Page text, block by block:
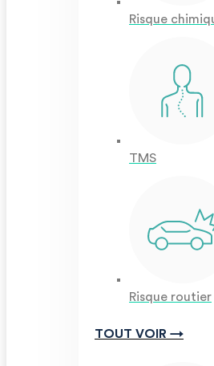
Risque
TMS
Risque routier
TOUT VOIR →